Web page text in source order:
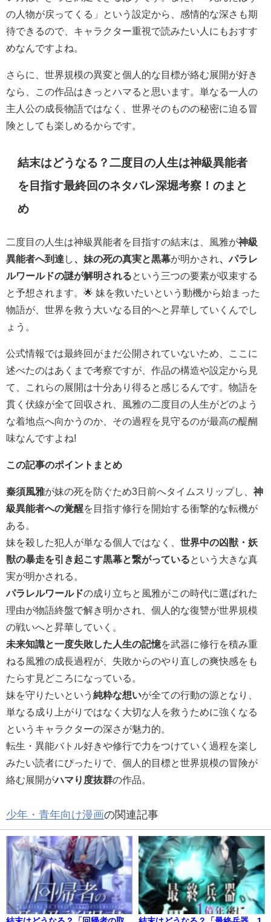
の人物が戻ってくる」という設定から、感情的な深さも期
待できるので、キャラクター重視で読みたい人にもおすす
めなんですよね。
さらに、世界規模の異変と個人的な目標が絡む展開が好き
なら、この作品はきっとハマると思います。単なる一人の
主人公の成長物語ではなく、世界そのものの秘密に迫る冒
険としても楽しめるからです。
結末はどうなる？二度目の人生は神級異能者
を目指す最終回のネタバレ深堀考察！のまと
め
二度目の人生は神級異能者を目指すの結末は、風雅が神級
異能者へ到達 し 、妹の死の真実と黒幕が明かされ
、パラレ
ルワールドの謎が解明される という三つの要素が収束する
と予想されます。🌟 妹を救いたいという動機から始まった
物語が、世界を救う大いなる目的へと昇華していくんでし
ょう。
公式情報では最終回がまだ公開されていないため、ここに
述べたのはあくまで考察ですが、作品の構造や設定から見
て、これらの展開は十分あり得ると感じるんです。物語を
貫く伏線が全て回収され、風雅の二度目の人生がどのよう
な着地点へ向かうのか、その過程を見守るのが最高の醍醐
味なんですよね!
この記事のポイントまとめ
秦須風雅が妹の死を防ぐため3日前へタイムスリップし、 神
級異能者への覚醒を目指す修行を開始する衝撃的な転機が
ある。
妹を殺した犯人が単なる個人ではなく、 世界中の凶獣・妖
獣の暴走を引き起こす黒幕と繋がっている という大きな真
実が明かされる。
パラレルワールドの成り立ちと風雅がこの時代に選ばれた
理由が物語終盤で解き明かされ、個人的な復讐が世界規模
の戦いへと昇華していく。
未来知識と一度失敗した人生の記憶を武器に修行を積み重
ねる風雅の成長過程が、失敗からのやり直しの爽快感をも
たらす見どころになっている。
妹を守りたいという 純粋な想いが全ての行動の源となり、
単なる成り上がりではなく大切な人を救うために強くなる
というキャラクターの深さが魅力的。
転生・異能バトル好きや修行で力をつけていく過程を楽し
みたい読者にぴったりで、個人的目標と世界規模の冒険が
絡む展開がハマり度抜群の作品。
少年・青年向け漫画の関連記事